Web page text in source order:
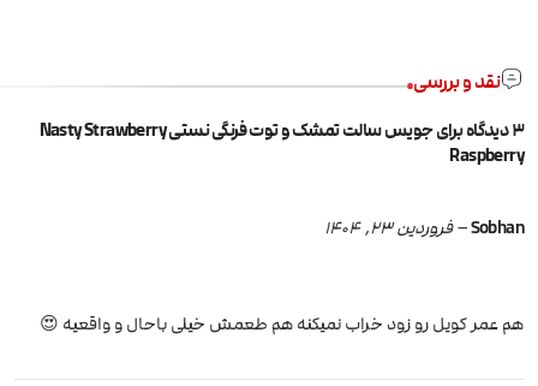
نقد و بررسی
3 دیدگاه برای
جویس سالت تمشک و توت فرنگی نستی Nasty Strawberry
Raspberry
Sobhan
– فروردین 23, 1404
هم عمر کویل رو زود خراب نمیکنه هم طعمش خیلی باحال و واقعیه 😍